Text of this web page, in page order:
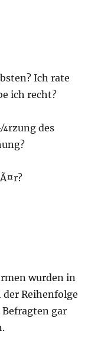
Ich rate
ich recht?
des
wurden in
Reihenfolge
Befragten gar